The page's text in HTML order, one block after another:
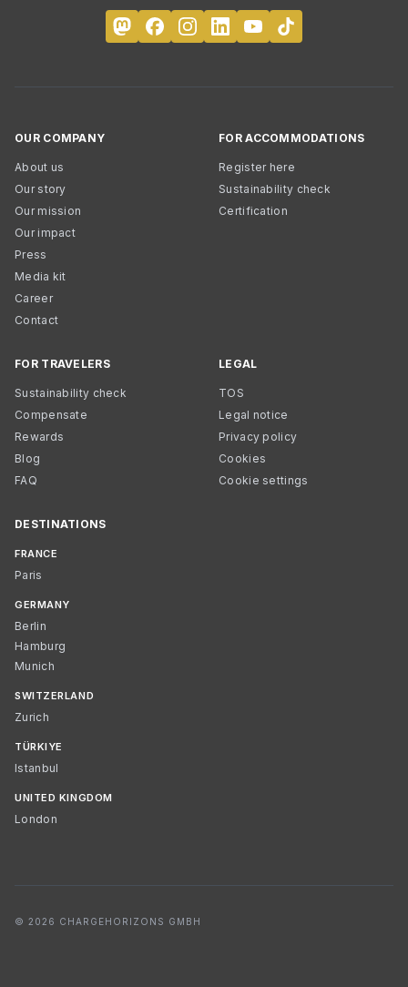
OUR COMPANY
About us
Our story
Our mission
Our impact
Press
Media kit
Career
Contact
FOR ACCOMMODATIONS
Register here
Sustainability check
Certification
FOR TRAVELERS
Sustainability check
Compensate
Rewards
Blog
FAQ
LEGAL
TOS
Legal notice
Privacy policy
Cookies
Cookie settings
DESTINATIONS
FRANCE
Paris
GERMANY
Berlin
Hamburg
Munich
SWITZERLAND
Zurich
TÜRKIYE
Istanbul
UNITED KINGDOM
London
© 2026 CHARGEHORIZONS GMBH